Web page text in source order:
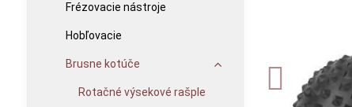
Frézovacie nástroje
Hobľovacie
Brusne kotúče
Rotačné výsekové rašple